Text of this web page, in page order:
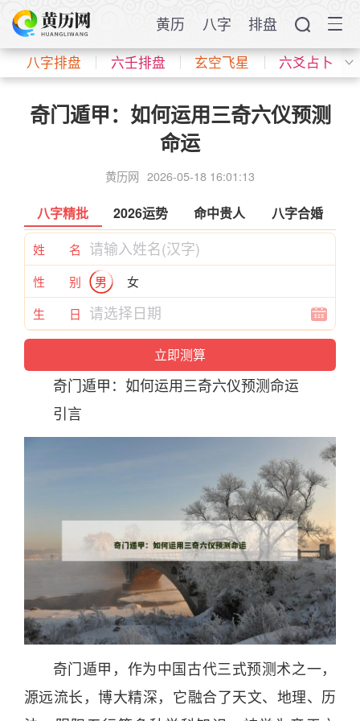
黄历 八字 排盘
八字排盘 六壬排盘 玄空飞星 六爻占卜
奇门遁甲：如何运用三奇六仪预测
命运
黄历网 2026-05-18 16:01:13
八字精批 2026运势 命中贵人 八字合婚
姓 名
性 别
男
女
生 日
奇门遁甲：如何运用三奇六仪预测命运
引言
奇门遁甲 ，作为中国古代三式预测术之一，
源远流长，博大精深，它融合了天文、地理、历